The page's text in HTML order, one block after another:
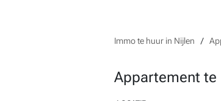
Immo te huur in Nijlen
Appartement te